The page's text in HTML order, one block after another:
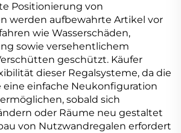
Positionierung von
werden aufbewahrte Artikel vor
wie Wasserschäden,
sowie versehentlichem
geschützt. Käufer
dieser Regalsysteme, da die
eine einfache Neukonfiguration
sobald sich
oder Räume neu gestaltet
von Nutzwandregalen erfordert